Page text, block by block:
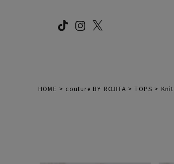
HOME couture BY ROJITA TOPS Knit